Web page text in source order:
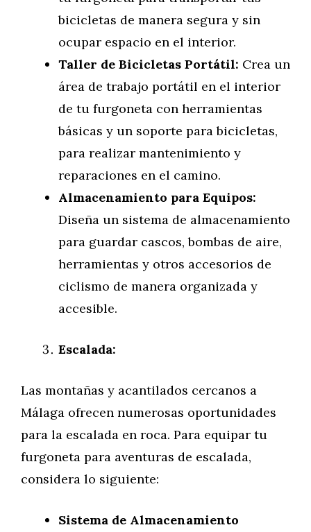
bicicletas de manera segura y sin
ocupar espacio en el interior.
Taller de Bicicletas Portátil: Crea un
área de trabajo portátil en el interior
de tu furgoneta con herramientas
básicas y un soporte para bicicletas,
para realizar mantenimiento y
reparaciones en el camino.
Almacenamiento para Equipos:
Diseña un sistema de almacenamiento
para guardar cascos, bombas de aire,
herramientas y otros accesorios de
ciclismo de manera organizada y
accesible.
Escalada:
Las montañas y acantilados cercanos a
Málaga ofrecen numerosas oportunidades
para la escalada en roca. Para equipar tu
furgoneta para aventuras de escalada,
considera lo siguiente:
Sistema de Almacenamiento